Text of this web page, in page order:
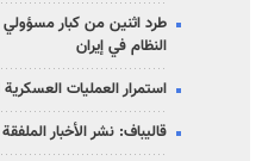
طرد اثنين من كبار
النظام في إيران
استمرار العمليات
قاليباف: نشر الأخبار